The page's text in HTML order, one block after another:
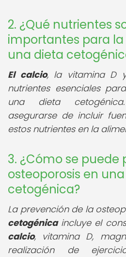
2. ¿Qué nutrientes
importantes para la
una dieta
El calcio, la vitamina D
nutrientes esenciales
una dieta
asegurarse de incluir
estos nutrientes en la
3. ¿Cómo se puede
osteoporosis en
cetogénica?
La prevención de la
cetogénicaincluye el
calcio, vitamina D,
realización de